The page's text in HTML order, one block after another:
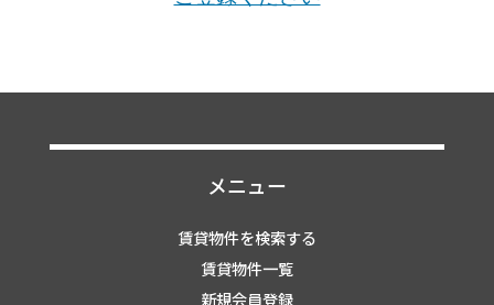
メニュー
賃貸物件を検索する
賃貸物件一覧
新規会員登録